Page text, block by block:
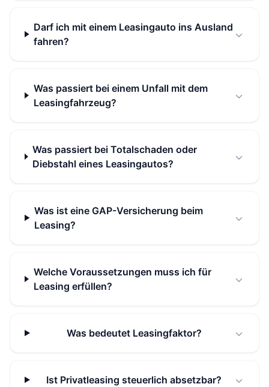
Darf ich mit einem Leasingauto ins Ausland
fahren?
Was passiert bei einem Unfall mit dem
Leasingfahrzeug?
Was passiert bei Totalschaden oder
Diebstahl eines Leasingautos?
Was ist eine GAP-Versicherung beim
Leasing?
Welche Voraussetzungen muss ich für
Leasing erfüllen?
Was bedeutet Leasingfaktor?
Ist Privatleasing steuerlich absetzbar?